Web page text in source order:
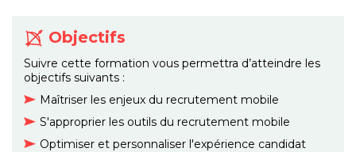
Objectifs
Suivre cette formation vous permettra d’atteindre les
objectifs suivants :
Maîtriser les enjeux du recrutement mobile
S'approprier les outils du recrutement mobile
Optimiser et personnaliser l'expérience candidat